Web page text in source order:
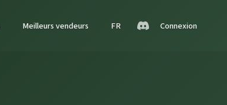
Meilleurs vendeurs FR Connexion